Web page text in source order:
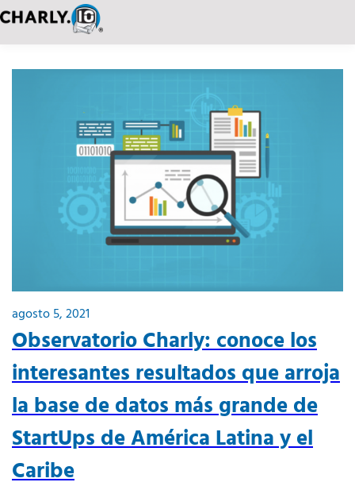
agosto 5, 2021
Observatorio Charly: conoce los
interesantes resultados que arroja
la base de datos más grande de
StartUps de América Latina y el
Caribe